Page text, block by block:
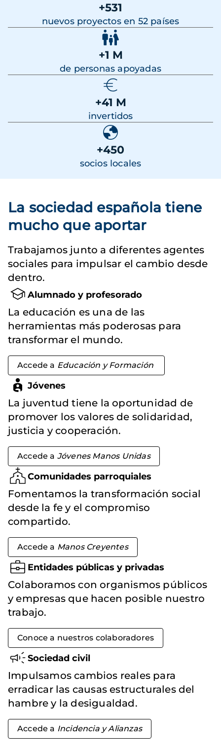
+531
nuevos proyectos en 52 países
+1 M
de personas apoyadas
+41 M
invertidos
+450
socios locales
La sociedad española tiene
mucho que aportar
Trabajamos junto a diferentes agentes
sociales para impulsar el cambio desde
dentro.
Alumnado y profesorado
La educación es una de las
herramientas más poderosas para
transformar el mundo.
Accede a Educación y Formación
Jóvenes
La juventud tiene la oportunidad de
promover los valores de solidaridad,
justicia y cooperación.
Accede a Jóvenes Manos Unidas
Comunidades parroquiales
Fomentamos la transformación social
desde la fe y el compromiso
compartido.
Accede a Manos Creyentes
Entidades públicas y privadas
Colaboramos con organismos públicos
y empresas que hacen posible nuestro
trabajo.
Conoce a nuestros colaboradores
Sociedad civil
Impulsamos cambios reales para
erradicar las causas estructurales del
hambre y la desigualdad.
Accede a Incidencia y Alianzas